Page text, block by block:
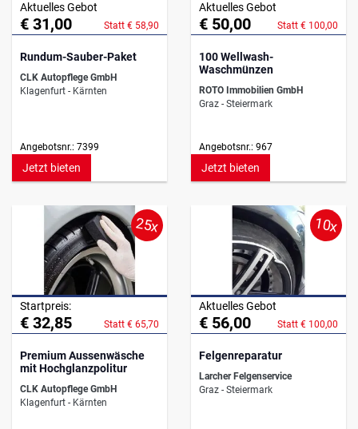
Aktuelles Gebot
€ 31,00 Statt € 58,90
Rundum-Sauber-Paket
CLK Autopflege GmbH
Klagenfurt - Kärnten
Angebotsnr.: 7399
Jetzt bieten
Aktuelles Gebot
€ 50,00 Statt € 100,00
100 Wellwash-
Waschmünzen
ROTO Immobilien GmbH
Graz - Steiermark
Angebotsnr.: 967
Jetzt bieten
25x
Startpreis:
€ 32,85 Statt € 65,70
Premium Aussenwäsche
mit Hochglanzpolitur
CLK Autopflege GmbH
Klagenfurt - Kärnten
10x
Aktuelles Gebot
€ 56,00 Statt € 100,00
Felgenreparatur
Larcher Felgenservice
Graz - Steiermark